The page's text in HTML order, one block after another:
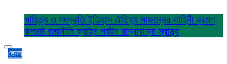
সাহিত্য ও সংস্কৃতিইতিহাস ঐতিহ্য সাফল্যের কাহিনীভ্রমণ
রূপচর্চা রাজনীতিক্রাইম পর্যটন রান্নাবান্নাস্বাস্থ্য
জেলা